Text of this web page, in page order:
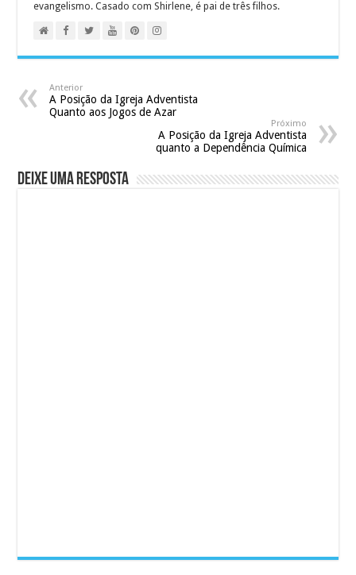
evangelismo. Casado com Shirlene, é pai de três filhos.
Anterior
A Posição da Igreja Adventista
Quanto aos Jogos de Azar
Próximo
A Posição da Igreja Adventista
quanto a Dependência Química
Deixe uma resposta